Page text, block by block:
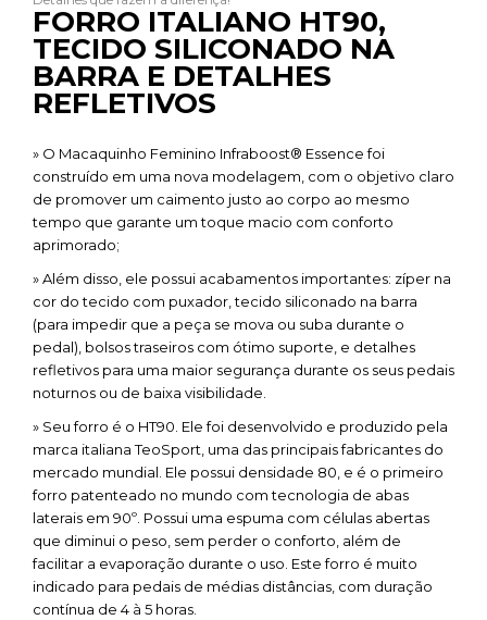
FORRO ITALIANO HT90,
TECIDO SILICONADO NA
BARRA E DETALHES
REFLETIVOS
» O Macaquinho Feminino Infraboost® Essence foi
construído em uma nova modelagem, com o objetivo claro
de promover um caimento justo ao corpo ao mesmo
tempo que garante um toque macio com conforto
aprimorado;
» Além disso, ele possui acabamentos importantes: zíper na
cor do tecido com puxador, tecido siliconado na barra
(para impedir que a peça se mova ou suba durante o
pedal), bolsos traseiros com ótimo suporte, e detalhes
refletivos para uma maior segurança durante os seus pedais
noturnos ou de baixa visibilidade.
» Seu forro é o HT90. Ele foi desenvolvido e produzido pela
marca italiana TeoSport, uma das principais fabricantes do
mercado mundial. Ele possui densidade 80, e é o primeiro
forro patenteado no mundo com tecnologia de abas
laterais em 90º. Possui uma espuma com células abertas
que diminui o peso, sem perder o conforto, além de
facilitar a evaporação durante o uso. Este forro é muito
indicado para pedais de médias distâncias, com duração
contínua de 4 à 5 horas.